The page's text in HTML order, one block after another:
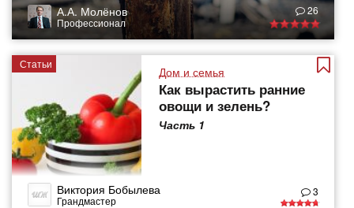
А.А. Молёнов
Профессионал
26
Статьи
Дом и семья
Как вырастить ранние
овощи и зелень?
Часть 1
Виктория Бобылева
Грандмастер
3